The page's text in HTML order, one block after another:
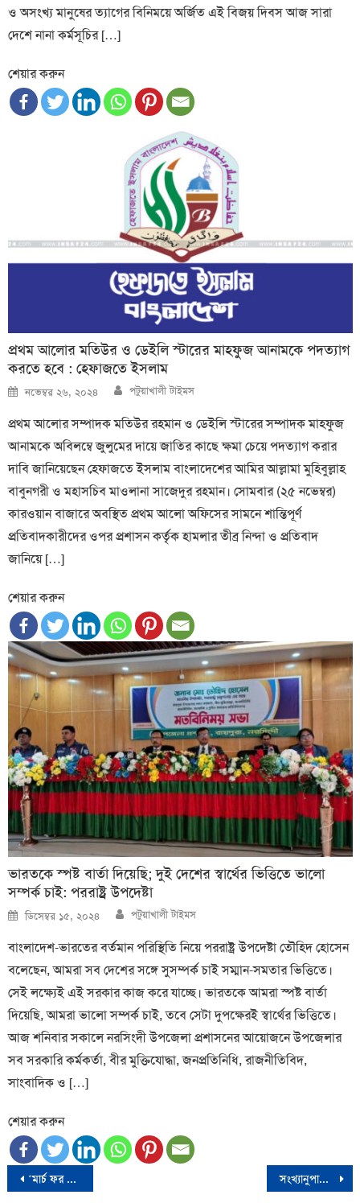
ও অসংখ্য মানুষের ত্যাগের বিনিময়ে অর্জিত এই বিজয় দিবস আজ সারা
দেশে নানা কর্মসূচির […]
শেয়ার করুন
প্রথম আলোর মতিউর ও ডেইলি স্টারের মাহফুজ আনামকে পদত্যাগ
করতে হবে : হেফাজতে ইসলাম
Posted
on
নভেম্বর ২৬, ২০২৪ Author
পটুয়াখালী টাইমস
প্রথম আলোর সম্পাদক মতিউর রহমান ও ডেইলি স্টারের সম্পাদক মাহফুজ
আনামকে অবিলম্বে জুলুমের দায়ে জাতির কাছে ক্ষমা চেয়ে পদত্যাগ করার
দাবি জানিয়েছেন হেফাজতে ইসলাম বাংলাদেশের আমির আল্লামা মুহিবুল্লাহ
বাবুনগরী ও মহাসচিব মাওলানা সাজেদুর রহমান। সোমবার (২৫ নভেম্বর)
কারওয়ান বাজারে অবস্থিত প্রথম আলো অফিসের সামনে শান্তিপূর্ণ
প্রতিবাদকারীদের ওপর প্রশাসন কর্তৃক হামলার তীব্র নিন্দা ও প্রতিবাদ
জানিয়ে […]
শেয়ার করুন
ভারতকে স্পষ্ট বার্তা দিয়েছি; দুই দেশের স্বার্থের ভিত্তিতে ভালো
সম্পর্ক চাই: পররাষ্ট্র উপদেষ্টা
Posted
on
ডিসেম্বর ১৫, ২০২৪ Author
পটুয়াখালী টাইমস
বাংলাদেশ-ভারতের বর্তমান পরিস্থিতি নিয়ে পররাষ্ট্র উপদেষ্টা তৌহিদ হোসেন
বলেছেন, আমরা সব দেশের সঙ্গে সুসম্পর্ক চাই সম্মান-সমতার ভিত্তিতে।
সেই লক্ষ্যেই এই সরকার কাজ করে যাচ্ছে। ভারতকে আমরা স্পষ্ট বার্তা
দিয়েছি, আমরা ভালো সম্পর্ক চাই, তবে সেটা দুপক্ষেরই স্বার্থের ভিত্তিতে।
আজ শনিবার সকালে নরসিংদী উপজেলা প্রশাসনের আয়োজনে উপজেলার
সব সরকারি কর্মকর্তা, বীর মুক্তিযোদ্ধা, জনপ্রতিনিধি, রাজনীতিবিদ,
সাংবাদিক ও […]
শেয়ার করুন
Post
‘মার্চ ফর জাস্টিস’ কর্মসূচির ডাক ছাত্রদলের সংখ্যানুপাতিক পদ্ধতিতে সংসদ নির্বাচন না হলে আন্দোলনের হুঁশিয়ারি ইসলামী আন্দোলনের